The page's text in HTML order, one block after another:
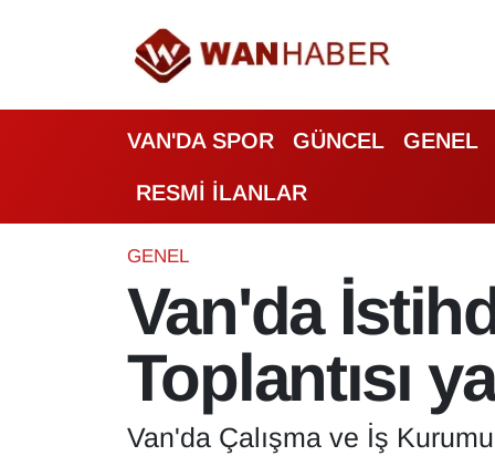
VAN'DA SPOR GÜNCEL GENEL
RESMİ İLANLAR
GENEL
Van'da
Toplantısı
Van'da Çalışma ve İş
ASAYİŞ
BİLİM VE TEKNOLOJİ
Biyografi
Bölge Haberleri
ÇEVRE
Deprem
Van Nöbetçi Eczaneler
Van Hava Durumu
Van Namaz Vakitleri
Van Trafik Yoğunluk Haritası
Süper Lig Puan Durumu ve Fikstür
Tüm Manşetler
Son Dakika Haberleri